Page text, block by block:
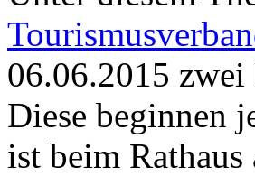
06.06.2015
Diese beginnen
ist beim